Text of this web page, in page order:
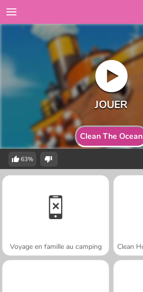
Clean The Ocean
63%
Voyage en famille au camping